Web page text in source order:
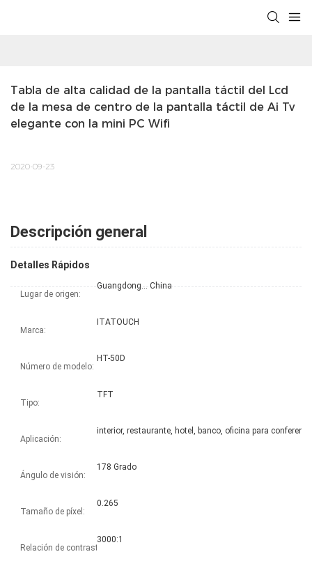
Tabla de alta calidad de la pantalla táctil del Lcd
de la mesa de centro de la pantalla táctil de Ai Tv
elegante con la mini PC Wifi
2020-09-23
Descripción general
Detalles Rápidos
Lugar de origen:
Guangdong... China
Marca:
ITATOUCH
Número de modelo:
HT-50D
Tipo:
TFT
Aplicación:
Ángulo de visión:
178 Grado
Tamaño de píxel:
0.265
Relación de contraste:
3000:1